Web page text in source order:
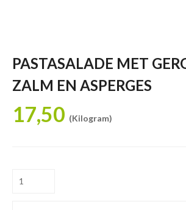
PASTASALADE MET
ZALM EN ASPERGES
17,50 (Kilogram)